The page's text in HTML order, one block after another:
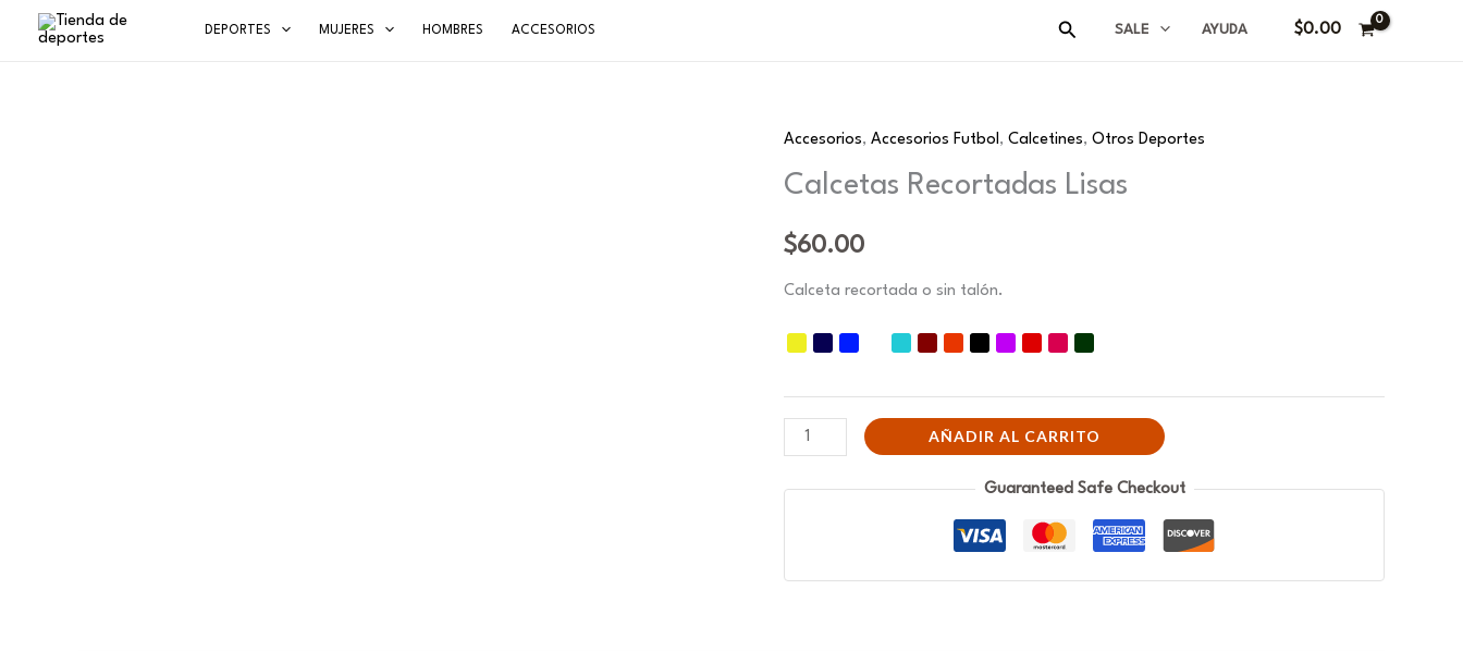
DEPORTES MUJERES HOMBRES ACCESORIOS Buscar SALE AYUDA $0.00
Accesorios, Accesorios Futbol , Calcetines, Otros Deportes
Calcetas Recortadas Lisas
$60.00
Calceta recortada o sin talón.
Calcetas
Recortadas
cantidad
AÑADIR AL CARRITO
Guaranteed Safe Checkout